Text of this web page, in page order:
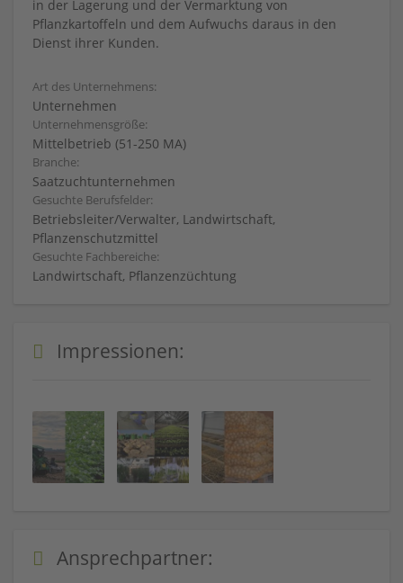
in der Lagerung und der Vermarktung von
Pflanzkartoffeln und dem Aufwuchs daraus in den
Dienst ihrer Kunden.
Art des Unternehmens:
Unternehmen
Unternehmensgröße:
Mittelbetrieb (51-250 MA)
Branche:
Saatzuchtunternehmen
Gesuchte Berufsfelder:
Betriebsleiter/Verwalter, Landwirtschaft,
Pflanzenschutzmittel
Gesuchte Fachbereiche:
Landwirtschaft, Pflanzenzüchtung
Impressionen:
Ansprechpartner: